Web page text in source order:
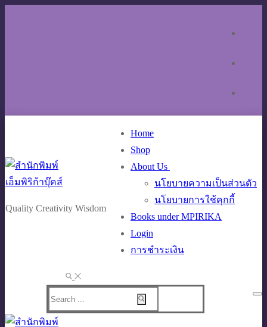
Quality Creativity Wisdom
Home
Shop
About Us
นโยบายความเป็นส่วนตัว
นโยบายการใช้คุกกี้
Books under MPIRIKA
Login
การชำระเงิน
Search
for: